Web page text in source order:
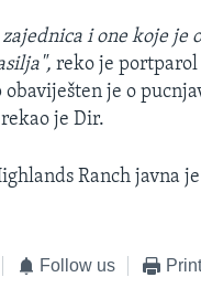
zajednica i one koje
reko je
obaviješten je o
je Dir.
Ranch javna
Follow us Print